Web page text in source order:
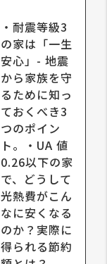
・耐震等級3
の家は「一生
安心」- 地震
から家族を守
るために知っ
ておくべき3
つのポイン
ト。・UA 値
0.26以下の家
で、どうして
光熱費がこん
なに安くなる
のか？実際に
得られる節約